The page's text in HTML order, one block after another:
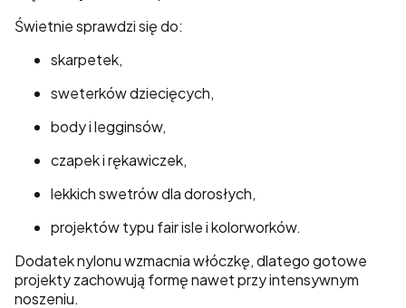
Świetnie sprawdzi się do:
skarpetek,
sweterków dziecięcych,
body i legginsów,
czapek i rękawiczek,
lekkich swetrów dla dorosłych,
projektów typu fair isle i kolorworków.
Dodatek nylonu wzmacnia włóczkę, dlatego gotowe
projekty zachowują formę nawet przy intensywnym
noszeniu.